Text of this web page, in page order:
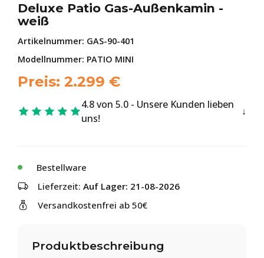
Deluxe Patio Gas-Außenkamin -
weiß
Artikelnummer: GAS-90-401
Modellnummer: PATIO MINI
Preis: 2.299 €
4.8 von 5.0 - Unsere Kunden lieben
uns!
Bestellware
Lieferzeit: Auf Lager: 21-08-2026
Versandkostenfrei ab 50€
Produktbeschreibung